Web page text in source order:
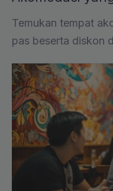
Temukan tempat
pas beserta diskon